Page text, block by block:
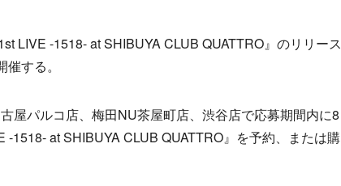
-1518- at SHIBUYA CLUB QUATTRO』のリリース
する。
パルコ店、梅田NU茶屋町店、渋谷店で応募期間内に8
1518- at SHIBUYA CLUB QUATTRO』を予約、または購